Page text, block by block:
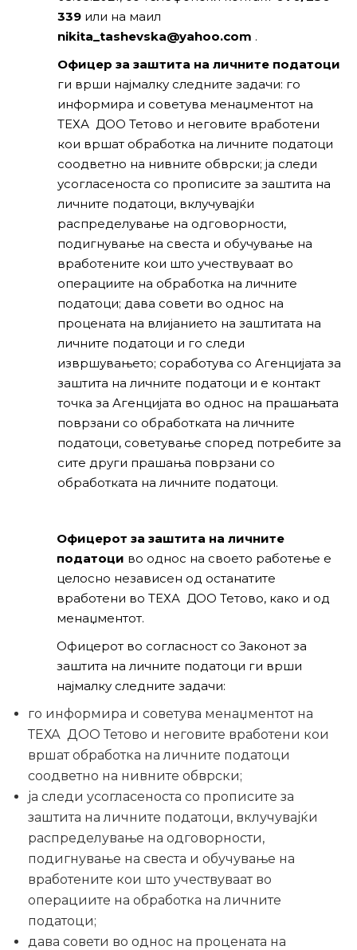
339или на маил
nikita_tashevska@yahoo.com .
Офицер за заштита на личните податоци
ги врши најмалку следните задачи: го
информира и советува менаџментот на
ТЕХА ДОО Тетово и неговите вработени
кои вршат обработка на личните податоци
соодветно на нивните обврски; ја следи
усогласеноста со прописите за заштита на
личните податоци, вклучувајќи
распределување на одговорности,
подигнување на свеста и обучување на
вработените кои што учествуваат во
операциите на обработка на личните
податоци; дава совети во однос на
процената на влијанието на заштитата на
личните податоци и го следи
извршувањето; соработува со Агенцијата за
заштита на личните податоци и е контакт
точка за Агенцијата во однос на прашањата
поврзани со обработката на личните
податоци, советување според потребите за
сите други прашања поврзани со
обработката на личните податоци.
Офицерот за заштита на личните
податоци во однос на своето работење е
целосно независен од останатите
вработени во ТЕХА ДОО Тетово, како и од
менаџментот.
Офицерот во согласност со Законот за
заштита на личните податоци ги врши
најмалку следните задачи:
го информира и советува менаџментот на
ТЕХА ДОО Тетово и неговите вработени кои
вршат обработка на личните податоци
соодветно на нивните обврски;
ја следи усогласеноста со прописите за
заштита на личните податоци, вклучувајќи
распределување на одговорности,
подигнување на свеста и обучување на
вработените кои што учествуваат во
операциите на обработка на личните
податоци;
дава совети во однос на процената на